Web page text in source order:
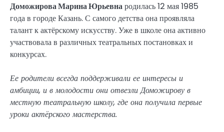
Доможирова Марина Юрьевнародилась 12 мая 1985
года в городе Казань. С самого детства она проявляла
талант к актёрскому искусству. Уже в школе она активно
участвовала в различных театральных постановках и
конкурсах.
Ее родители всегда поддерживали ее интересы и
амбиции, и в молодости они отвезли Доможирову в
местную театральную школу, где она получила первые
уроки актёрского мастерства.